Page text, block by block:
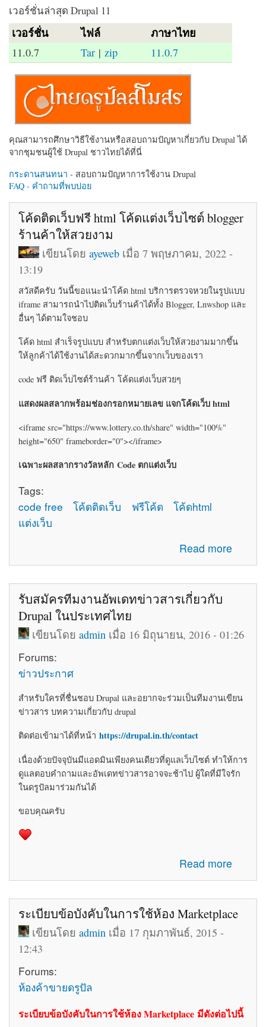
เวอร์ชั่นล่าสุด Drupal 11
เวอร์ชั่น ไฟล์ ภาษาไทย
11.0.7 Tar | zip 11.0.7
คุณสามารถศึกษาวิธีใช้งานหรือสอบถามปัญหาเกี่ยวกับ Drupal ได้
จากชุมชนผู้ใช้ Drupal ชาวไทยได้ที่นี่
กระดานสนทนา - สอบถามปัญหาการใช้งาน Drupal
FAQ - คำถามที่พบบ่อย
โค้ดติดเว็บฟรี html โค้ดแต่งเว็บไซต์ blogger
ร้านค้าให้สวยงาม
เขียนโดยayeweb เมื่อ 7 พฤษภาคม, 2022 -
13:19
สวัสดีครับ วันนี้ขอแนะนำโค้ด html บริการตรวจหวยในรูปแบบ
iframe สามารถนำไปติดเว็บร้านค้าได้ทั้ง Blogger, Lnwshop และ
อื่นๆ ได้ตามใจชอบ
โค้ด html สำเร็จรูปแบบ สำหรับตกแต่งเว็บให้สวยงามมากขึ้น
ให้ลูกค้าได้ใช้งานได้สะดวกมากขึ้นจากเว็บของเรา
code ฟรี ติดเว็บไซต์ร้านค้า โค้ดแต่งเว็บสวยๆ
แสดงผลสลากพร้อมช่องกรอกหมายเลข แจกโค้ดเว็บ html
<iframe src="https://www.lottery.co.th/share" width="100%"
height="650" frameborder="0"></iframe>
เฉพาะผลสลากรางวัลหลัก Code ตกแต่งเว็บ
Tags:
code free
โค้ดติดเว็บ ฟรีโค้ด
โค้ดhtml
แต่งเว็บ
Read more
about โค้ดติดเว็บฟรี html โค้ดแต่งเว็บไซต์ blogger ร้านค้า
ให้สวยงาม
รับสมัครทีมงานอัพเดทข่าวสารเกี่ยวกับ
Drupal ในประเทศไทย
เขียนโดยadmin เมื่อ 16 มิถุนายน, 2016 - 01:26
Forums:
ข่าวประกาศ
สำหรับใครที่ชื่นชอบ Drupal และอยากจะร่วมเป็นทีมงานเขียน
ข่าวสาร บทความเกี่ยวกับ drupal
ติดต่อเข้ามาได้ที่หน้า https://drupal.in.th/contact
เนื่องด้วยปัจจุบันมีแอดมินเพียงคนเดียวที่ดูแลเว็บไซต์ ทำให้การ
ดูแลตอบคำถามและอัพเดทข่าวสารอาจจะช้าไป ผู้ใดที่มีใจรัก
ในดรูปัลมาร่วมกันได้
ขอบคุณครับ
Read more
about รับสมัครทีมงานอัพเดทข่าวสารเกี่ยวกับ Drupal ใน
ประเทศไทย
ระเบียบข้อบังคับในการใช้ห้อง Marketplace
เขียนโดยadmin เมื่อ 17 กุมภาพันธ์, 2015 -
12:43
Forums:
ห้องค้าขายดรูปัล
ระเบียบข้อบังคับในการใช้ห้อง Marketplace มีดังต่อไปนี้